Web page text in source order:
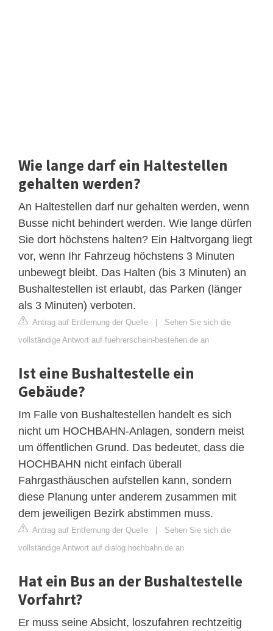
Wie lange darf ein Haltestellen
gehalten werden?
An Haltestellen darf nur gehalten werden, wenn
Busse nicht behindert werden. Wie lange dürfen
Sie dort höchstens halten? Ein Haltvorgang liegt
vor, wenn Ihr Fahrzeug höchstens 3 Minuten
unbewegt bleibt. Das Halten (bis 3 Minuten) an
Bushaltestellen ist erlaubt, das Parken (länger
als 3 Minuten) verboten.
Antrag auf Entfernung der Quelle | Sehen Sie sich die
vollständige Antwort auf fuehrerschein-bestehen.de an
Ist eine Bushaltestelle ein
Gebäude?
Im Falle von Bushaltestellen handelt es sich
nicht um HOCHBAHN-Anlagen, sondern meist
um öffentlichen Grund. Das bedeutet, dass die
HOCHBAHN nicht einfach überall
Fahrgasthäuschen aufstellen kann, sondern
diese Planung unter anderem zusammen mit
dem jeweiligen Bezirk abstimmen muss.
Antrag auf Entfernung der Quelle | Sehen Sie sich die
vollständige Antwort auf dialog.hochbahn.de an
Hat ein Bus an der Bushaltestelle
Vorfahrt?
Er muss seine Absicht, loszufahren rechtzeitig